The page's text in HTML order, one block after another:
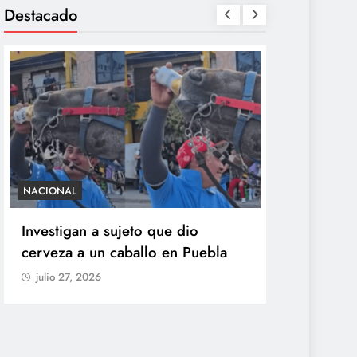
Destacado
NACIONAL
Investigan a sujeto que dio
cerveza a un caballo en Puebla
julio 27, 2026